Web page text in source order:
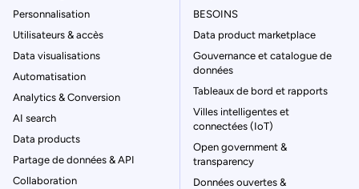
Personnalisation
Utilisateurs & accès
Data visualisations
Automatisation
Analytics & Conversion
AI search
Data products
Partage de données & API
Collaboration
BESOINS
Data product marketplace
Gouvernance et catalogue de
données
Tableaux de bord et rapports
Villes intelligentes et
connectées (IoT)
Open government &
transparency
Données ouvertes &